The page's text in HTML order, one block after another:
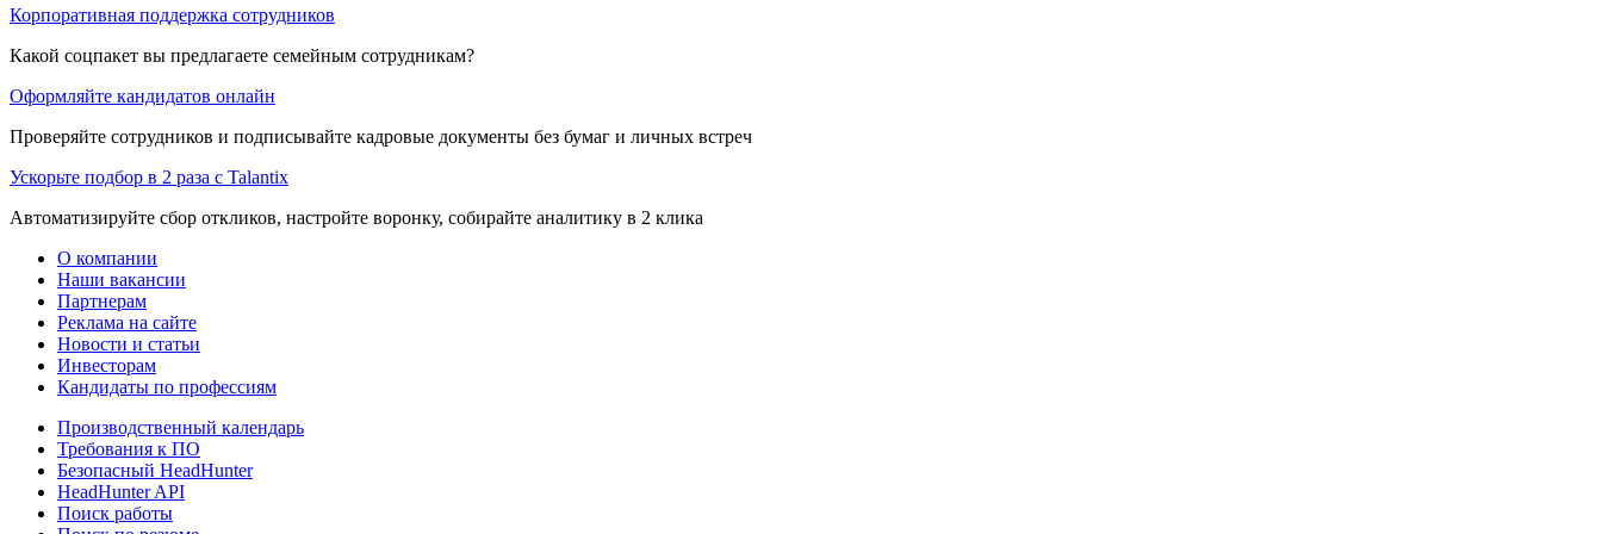
Корпоративная поддержка сотрудников
Какой соцпакет вы предлагаете семейным сотрудникам?
Оформляйте кандидатов онлайн
Проверяйте сотрудников и подписывайте кадровые документы без бумаг и личных встреч
Ускорьте подбор в 2 раза с Talantix
Автоматизируйте сбор откликов, настройте воронку, собирайте аналитику в 2 клика
О компании
Наши вакансии
Партнерам
Реклама на сайте
Новости и статьи
Инвесторам
Кандидаты по профессиям
Производственный календарь
Требования к ПО
Безопасный HeadHunter
HeadHunter API
Поиск работы